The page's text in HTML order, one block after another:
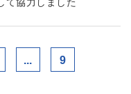
... 9